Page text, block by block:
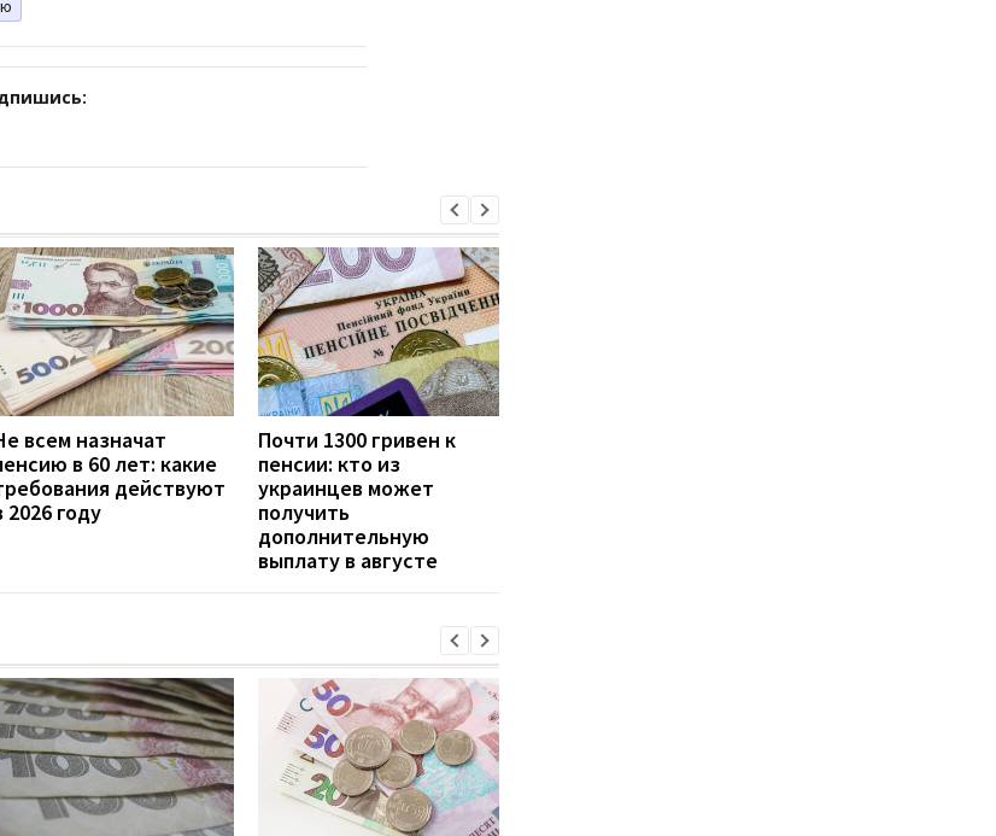
всем назначат
в 60 лет: какие
действуют
2026 году
Почти 1300 гривен к
пенсии: кто из
украинцев может
получить
дополнительную
выплату в августе